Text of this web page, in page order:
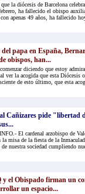
la diócesis de Barcelona
ha fallecido el obispo
apenas 49 años, ha fallecido
papa en España,
obispos, han...
diciendo que estoy
ver la acogida que esta Diócesis
de esto último, que esta
Cañizares pide "libertad
El cardenal arzobispo de
la misa de la fiesta de la
nuestra sociedad cumpliendo
el Obispado firman un
un espacio...